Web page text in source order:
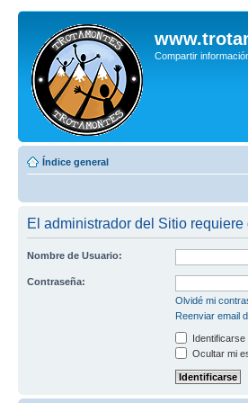
Compartir
Índice general
El administrador del Sitio
Nombre de Usuario:
Contraseña:
Olvidé mi
Reenviar email
Ocultar mi